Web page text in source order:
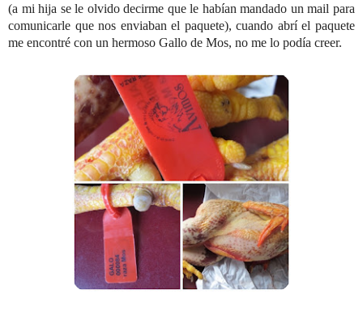
(a mi hija se le olvido decirme que le habían mandado un mail para
comunicarle que nos enviaban el paquete), cuando abrí el paquete
me encontré con un hermoso Gallo de Mos, no me lo podía creer.